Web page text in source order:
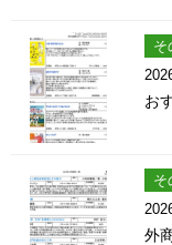
そ
お
そ
外